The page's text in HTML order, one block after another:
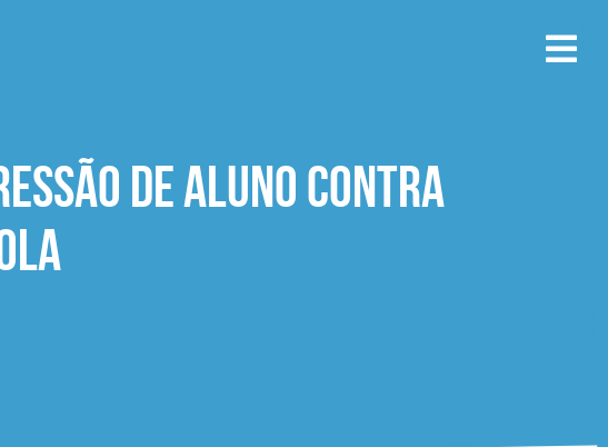
de aluno contra